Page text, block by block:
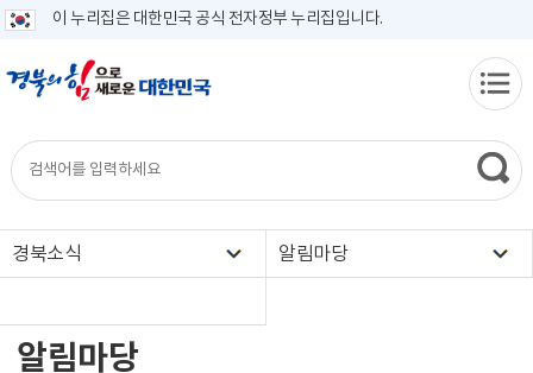
이 누리집은 대한민국 공식 전자정부 누리집입니다.
경북소식 알림마당
알림마당